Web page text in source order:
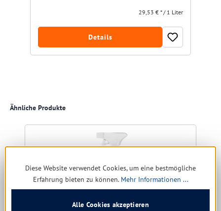
29,53 € * / 1 Liter
Details
Produktgalerie überspringen
Ähnliche Produkte
Diese Website verwendet Cookies, um eine bestmögliche
Erfahrung bieten zu können. Mehr Informationen ...
Alle Cookies akzeptieren